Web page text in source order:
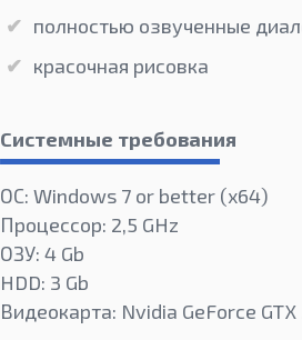
полностью озвученные
красочная рисовка
Системные требования
ОС: Windows 7 or better (х64)
Процессор: 2,5 GHz
ОЗУ: 4 Gb
HDD: 3 Gb
Видеокарта: Nvidia GeForce GTX